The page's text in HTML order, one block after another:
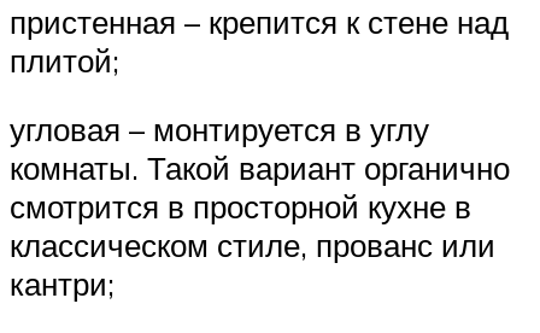
пристенная – крепится к стене над
плитой;
угловая – монтируется в углу
комнаты. Такой вариант органично
смотрится в просторной кухне в
классическом стиле, прованс или
кантри;